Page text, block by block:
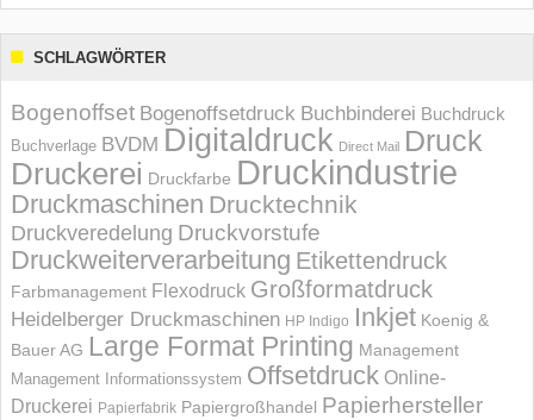
SCHLAGWÖRTER
Bogenoffset Bogenoffsetdruck Buchbinderei Buchdruck
Buchverlage BVDM Digitaldruck Direct Mail Druck
Druckerei Druckfarbe Druckindustrie
Druckmaschinen Drucktechnik
Druckveredelung Druckvorstufe
Druckweiterverarbeitung Etikettendruck
Farbmanagement Flexodruck Großformatdruck
Heidelberger Druckmaschinen HP Indigo Inkjet Koenig &
Bauer AG Large Format Printing Management
Management Informations­system Offsetdruck Online-
Druckerei Papierfabrik Papiergroßhandel Papierhersteller